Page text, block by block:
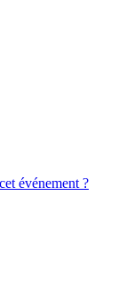
événement ?